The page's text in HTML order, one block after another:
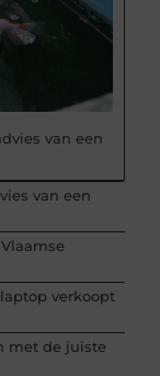
van een
van een
verkoopt
met de juiste